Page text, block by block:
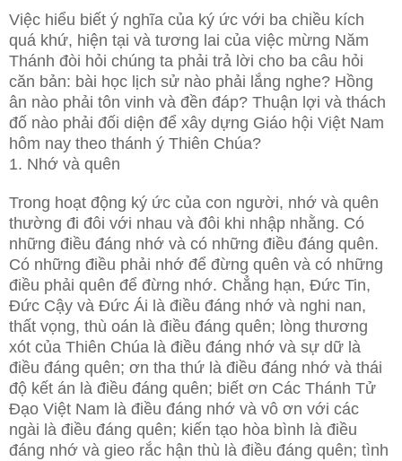
Việc hiểu biết ý nghĩa của ký ức với ba chiều kích
quá khứ, hiện tại và tương lai của việc mừng Năm
Thánh đòi hỏi chúng ta phải trả lời cho ba câu hỏi
căn bản: bài học lịch sử nào phải lắng nghe? Hồng
ân nào phải tôn vinh và đền đáp? Thuận lợi và thách
đố nào phải đối diện để xây dựng Giáo hội Việt Nam
hôm nay theo thánh ý Thiên Chúa?
1. Nhớ và quên
Trong hoạt động ký ức của con người, nhớ và quên
thường đi đôi với nhau và đôi khi nhập nhằng. Có
những điều đáng nhớ và có những điều đáng quên.
Có những điều phải nhớ để đừng quên và có những
điều phải quên để đừng nhớ. Chẳng hạn, Đức Tin,
Đức Cậy và Đức Ái là điều đáng nhớ và nghi nan,
thất vọng, thù oán là điều đáng quên; lòng thương
xót của Thiên Chúa là điều đáng nhớ và sự dữ là
điều đáng quên; ơn tha thứ là điều đáng nhớ và thái
độ kết án là điều đáng quên; biết ơn Các Thánh Tử
Đạo Việt Nam là điều đáng nhớ và vô ơn với các
ngài là điều đáng quên; kiến tạo hòa bình là điều
đáng nhớ và gieo rắc hận thù là điều đáng quên; tình